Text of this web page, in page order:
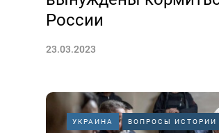
России
23.03.2023
УКРАИНА ВОПРОСЫ ИСТОРИИ